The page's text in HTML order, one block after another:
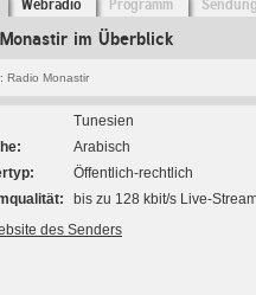
Webradio Programm
im Überblick
Radio Monastir
Tunesien
Arabisch
Öffentlich-rechtlich
bis zu 128 kbit/s Live-
des Senders